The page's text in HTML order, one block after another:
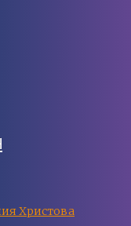
Христова